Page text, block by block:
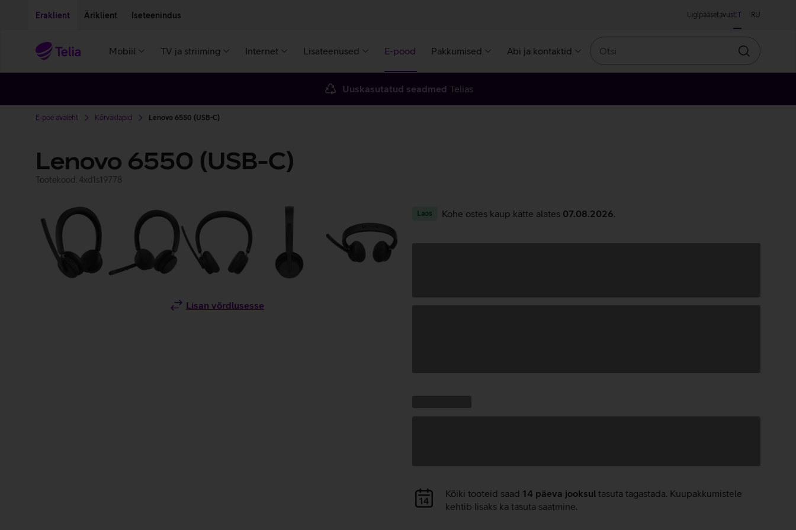
Eraklient Äriklient Iseteenindus LigipääsetavusET RU
Mobiil TV ja striiming Internet Lisateenused E-pood Pakkumised Abi ja kontaktid
Otsin
Uuskasutatud seadmed Telias
E-poe avaleht Kõrvaklapid Lenovo 6550 (USB-C)
Lenovo 6550 (USB-C)
Tootekood: 4xd1s19778
Lisan võrdlusesse
Laos Kohe ostes kaup kätte alates 07.08.2026
Andmete
laadimine
Kõiki tooteid saad 14 päeva jooksul tasuta tagastada. Kuupakkumistele
kehtib lisaks ka tasuta saatmine.